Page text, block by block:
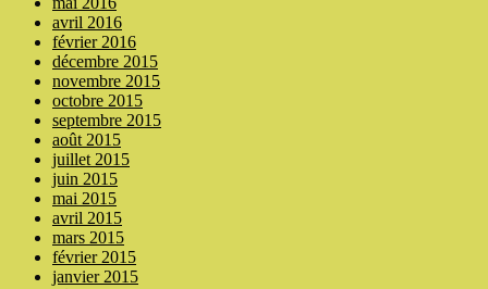
avril 2016
février 2016
décembre 2015
novembre 2015
octobre 2015
septembre 2015
août 2015
juillet 2015
juin 2015
mai 2015
avril 2015
mars 2015
février 2015
janvier 2015